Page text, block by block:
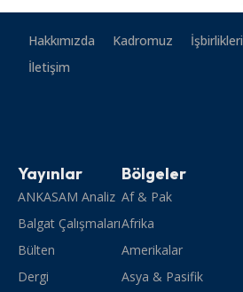
Hakkımızda Kadromuz İşbirlikleri
İletişim
Yayınlar
ANKASAM Analiz
Balgat Çalışmaları
Bülten
Dergi
Bölgeler
Af & Pak
Afrika
Amerikalar
Asya & Pasifik